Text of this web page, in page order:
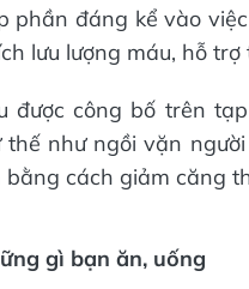
phần đáng kể vào
lưu lượng máu, hỗ
được công bố trên
như ngồi vặn
cách giảm căng
gì bạn ăn, uống